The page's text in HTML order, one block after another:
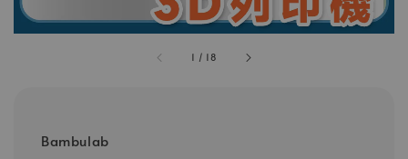
1 / 18
Bambulab